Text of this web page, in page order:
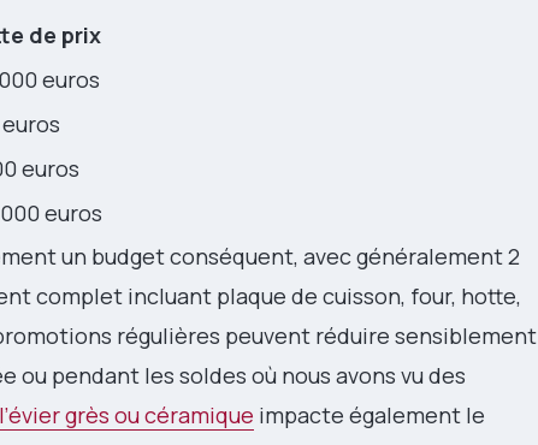
de prix
euros
euros
euros
un budget conséquent, avec généralement 2
complet incluant plaque de cuisson, four, hotte,
régulières peuvent réduire sensiblement
ou pendant les soldes où nous avons vu des
l’évier grès ou céramique impacte également le